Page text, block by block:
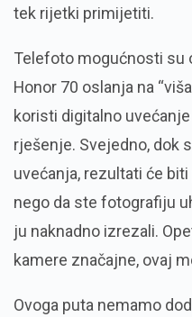
tek rijetki primijetiti.
Telefoto mogućnosti su
Honor 70 oslanja na
koristi digitalno
rješenje. Svejedno, dok
uvećanja, rezultati će
nego da ste fotografiju
ju naknadno izrezali.
kamere značajne, ovaj
Ovoga puta nemamo